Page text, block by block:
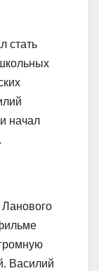
стать
начал
Василий